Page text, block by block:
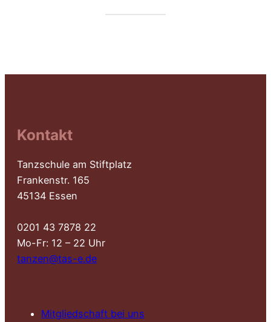
Kontakt
Tanzschule am Stiftplatz
Frankenstr. 165
45134 Essen
0201 43 7878 22
Mo-Fr: 12 – 22 Uhr
tanzen@tas-e.de
Mitgliedschaft bei uns